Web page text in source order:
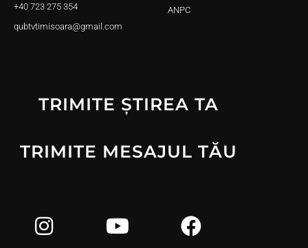
+40 723 275 354
qubtvtimisoara@gmail.com
ANPC
TRIMITE ȘTIREA TA
TRIMITE MESAJUL TĂU